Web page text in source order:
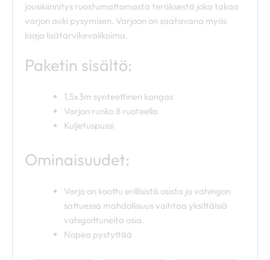
jousikiinnitys ruostumattomasta teräksestä joka takaa
varjon auki pysymisen. Varjoon on saatavana myös
laaja lisätarvikevalikoima.
Paketin sisältö:
1,5x3m synteettinen kangas
Varjon runko 8 ruoteella
Kuljetuspussi
Ominaisuudet:
Varjo on koottu erillisistä osista ja vahingon
sattuessa mahdollisuus vaihtaa yksittäisiä
vahigoittuneita osia.
Nopea pystyttää